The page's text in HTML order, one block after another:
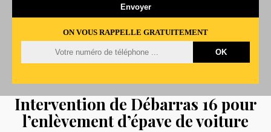
ON VOUS RAPPELLE GRATUITEMENT
Intervention de Débarras 16 pour
l’enlèvement d’épave de voiture